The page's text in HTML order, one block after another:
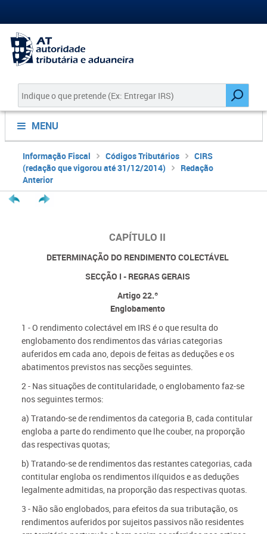
MENU
Informação Fiscal Códigos Tributários
CIRS
(redação que vigorou até 31/12/2014)
Redação
Anterior
CAPÍTULO II
DETERMINAÇÃO DO RENDIMENTO COLECTÁVEL
SECÇÃO I - REGRAS GERAIS
Artigo 22.º
Englobamento
1 - O rendimento colectável em IRS é o que resulta do
englobamento dos rendimentos das várias categorias
auferidos em cada ano, depois de feitas as deduções e os
abatimentos previstos nas secções seguintes.
2 - Nas situações de contitularidade, o englobamento faz-se
nos seguintes termos:
a) Tratando-se de rendimentos da categoria B, cada contitular
engloba a parte do rendimento que lhe couber, na proporção
das respectivas quotas;
b) Tratando-se de rendimentos das restantes categorias, cada
contitular engloba os rendimentos ilíquidos e as deduções
legalmente admitidas, na proporção das respectivas quotas.
3 - Não são englobados, para efeitos da sua tributação, os
rendimentos auferidos por sujeitos passivos não residentes